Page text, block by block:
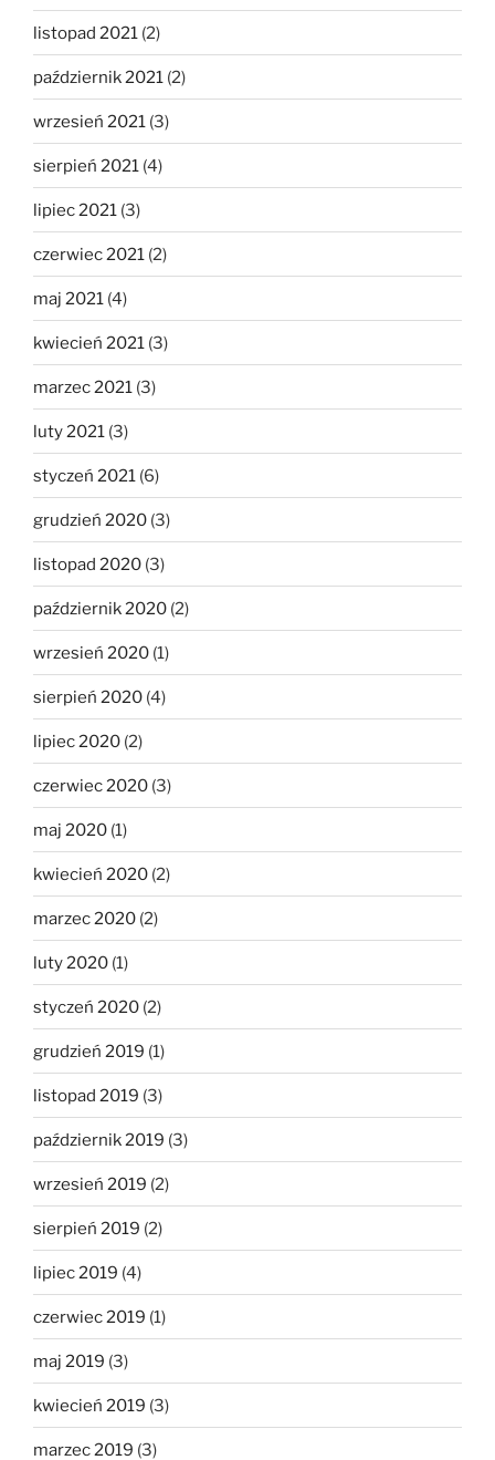
listopad 2021 (2)
październik 2021 (2)
wrzesień 2021 (3)
sierpień 2021 (4)
lipiec 2021 (3)
czerwiec 2021 (2)
maj 2021 (4)
kwiecień 2021 (3)
marzec 2021 (3)
luty 2021 (3)
styczeń 2021 (6)
grudzień 2020 (3)
listopad 2020 (3)
październik 2020 (2)
wrzesień 2020 (1)
sierpień 2020 (4)
lipiec 2020 (2)
czerwiec 2020 (3)
maj 2020 (1)
kwiecień 2020 (2)
marzec 2020 (2)
luty 2020 (1)
styczeń 2020 (2)
grudzień 2019 (1)
listopad 2019 (3)
październik 2019 (3)
wrzesień 2019 (2)
sierpień 2019 (2)
lipiec 2019 (4)
czerwiec 2019 (1)
maj 2019 (3)
kwiecień 2019 (3)
marzec 2019 (3)